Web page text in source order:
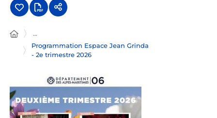
...
Programmation Espace Jean Grinda
- 2e trimestre 2026